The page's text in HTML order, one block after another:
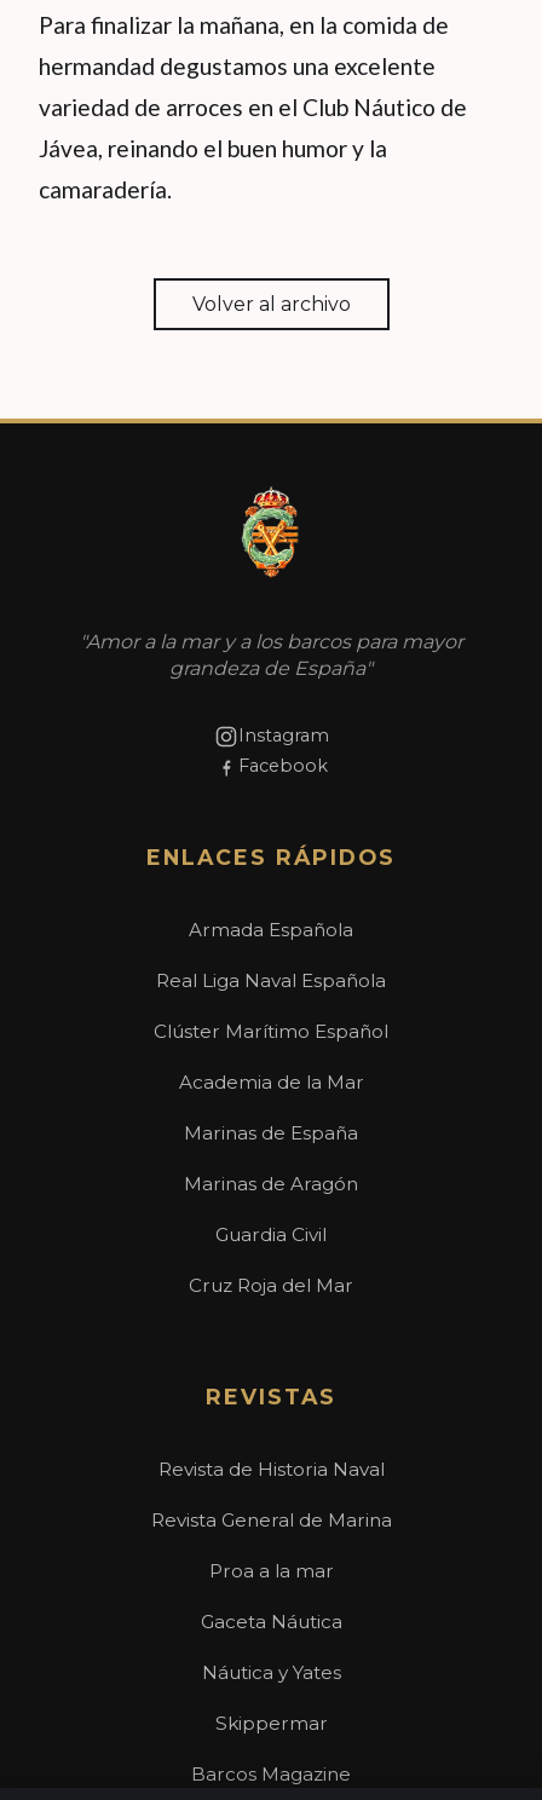
Para finalizar la mañana, en la comida de
hermandad degustamos una excelente
variedad de arroces en el Club Náutico de
Jávea, reinando el buen humor y la
camaradería.
Volver al archivo
"Amor a la mar y a los barcos para mayor
grandeza de España"
Instagram
Facebook
ENLACES RÁPIDOS
Armada Española
Real Liga Naval Española
Clúster Marítimo Español
Academia de la Mar
Marinas de España
Marinas de Aragón
Guardia Civil
Cruz Roja del Mar
REVISTAS
Revista de Historia Naval
Revista General de Marina
Proa a la mar
Gaceta Náutica
Náutica y Yates
Skippermar
Barcos Magazine